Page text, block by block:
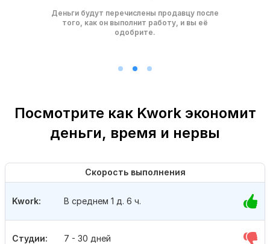
Деньги будут перечислены продавцу после
того, как он выполнит работу, и вы её
одобрите.
Посмотрите как Kwork экономит
деньги, время и нервы
Скорость выполнения
Студии: 7 - 30 дней
Kwork: В среднем 1 д. 6 ч.